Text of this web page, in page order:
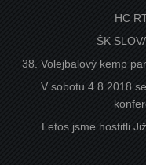
HC
ŠK
38. Volejbalový kemp
V sobotu 4.8.2018
Letos jsme hostitli